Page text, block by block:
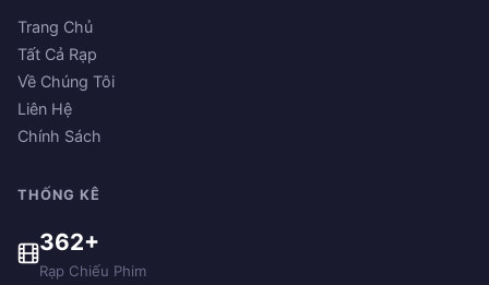
Trang Chủ
Tất Cả Rạp
Về Chúng Tôi
Liên Hệ
Chính Sách
THỐNG KÊ
362+
Rạp Chiếu Phim